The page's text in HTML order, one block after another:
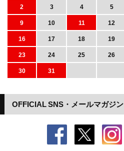
OFFICIAL SNS・メールマガジン
2
3 4 5
9
10 11 12
16
17 18 19
23
24 25 26
30
31